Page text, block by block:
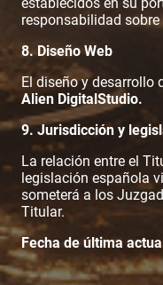
responsabilidad
8. Diseño Web
El diseño y desarrollo
Alien DigitalStudio.
9. Jurisdicción y
La relación entre el
legislación española
someterá a los
Titular.
Fecha de última